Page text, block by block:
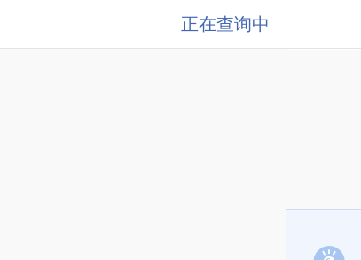
正在查询中